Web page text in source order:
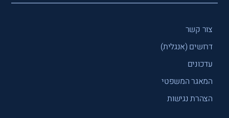
צור קשר
דרושים (אנגלית)
עדכונים
המאגר המשפטי
הצהרת נגישות